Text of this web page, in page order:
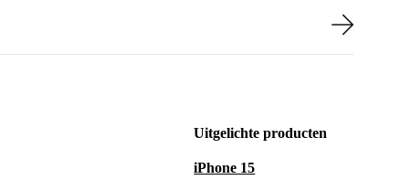
Uitgelichte producten
iPhone 15